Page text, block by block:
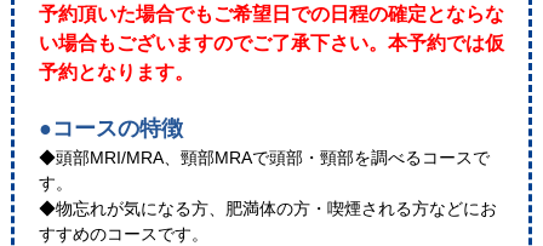
予約頂いた場合でもご希望日での日程の確定とならな
い場合もございますのでご了承下さい。本予約では仮
予約となります。
●コースの特徴
◆頭部MRI/MRA、頸部MRAで頭部・頸部を調べるコースで
す。
◆物忘れが気になる方、肥満体の方・喫煙される方などにお
すすめのコースです。